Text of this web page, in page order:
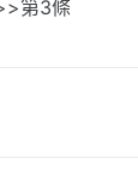
第3條